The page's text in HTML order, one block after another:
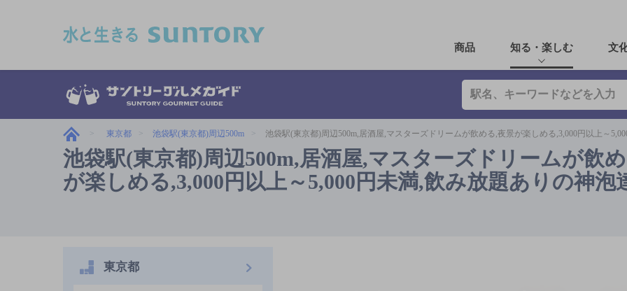
商品 知る・楽しむ 文
東京都 池袋駅(東京都)周辺500m 池袋駅(東京都)周辺500m,居酒屋,マスターズドリームが飲める,夜景が楽しめる,3,000円以上～
池袋駅(東京都)周辺500m,居酒屋,マスターズドリームが飲
が楽しめる,3,000円以上～5,000円未満,飲み放題ありの神泡
東京都